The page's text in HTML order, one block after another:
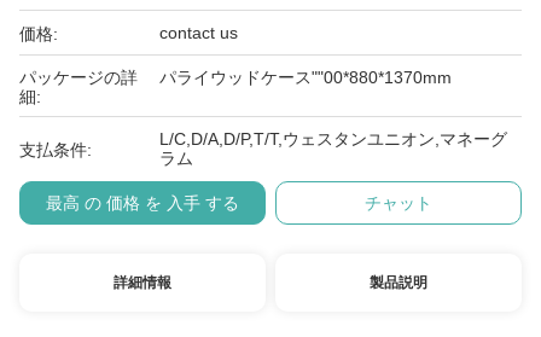
価格: contact us
パッケージの詳
細:
パライウッドケース""00*880*1370mm
支払条件:
L/C,D/A,D/P,T/T,ウェスタンユニオン,マネーグ
ラム
最高 の 価格 を 入手 する チャット
詳細情報 製品説明